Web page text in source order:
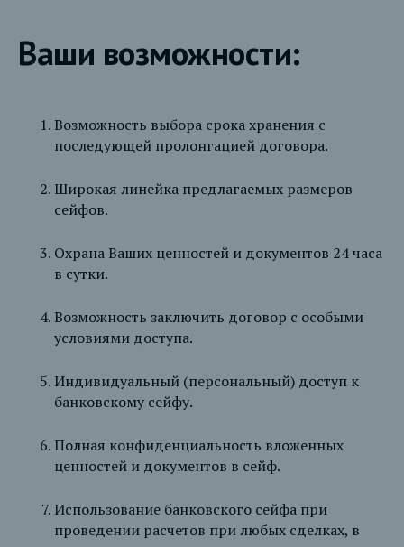
Ваши возможности:
Возможность выбора срока хранения с
последующей пролонгацией договора.
Широкая линейка предлагаемых размеров
сейфов.
Охрана Ваших ценностей и документов 24 часа
в сутки.
Возможность заключить договор с особыми
условиями доступа.
Индивидуальный (персональный) доступ к
банковскому сейфу.
Полная конфиденциальность вложенных
ценностей и документов в сейф.
Использование банковского сейфа при
проведении расчетов при любых сделках, в